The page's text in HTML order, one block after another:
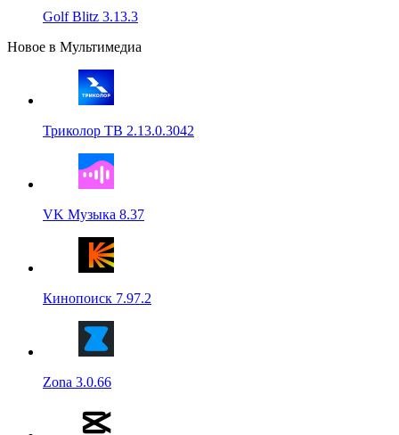
Golf Blitz 3.13.3
Новое в Мультимедиа
Триколор ТВ 2.13.0.3042
VK Музыка 8.37
Кинопоиск 7.97.2
Zona 3.0.66